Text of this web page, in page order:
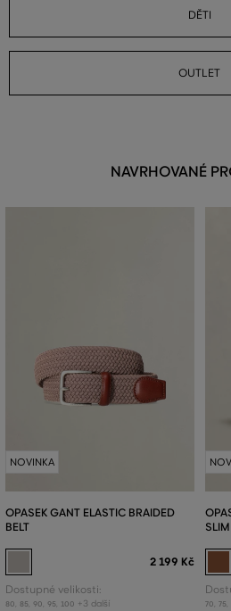
DĚTI
OUTLET
NAVRHOVANÉ
NOVINKA
OPASEK GANT ELASTIC BRAIDED
BELT
2 199 Kč
Dostupné velikosti:
80 85 90 95 100 +3 další 70 75